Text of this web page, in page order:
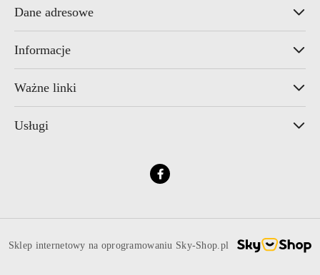
Dane adresowe
Informacje
Ważne linki
Usługi
Sklep internetowy na oprogramowaniu Sky-Shop.pl